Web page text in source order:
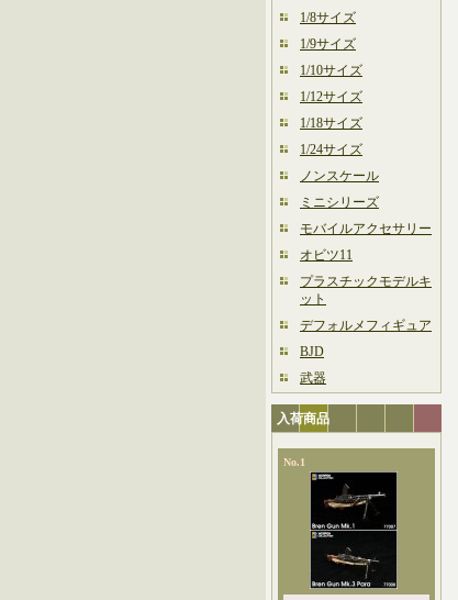
1/8サイズ
1/9サイズ
1/10サイズ
1/12サイズ
1/18サイズ
1/24サイズ
ノンスケール
ミニシリーズ
モバイルアクセサリー
オビツ11
プラスチックモデルキ
ット
デフォルメフィギュア
BJD
武器
入荷商品
No.1